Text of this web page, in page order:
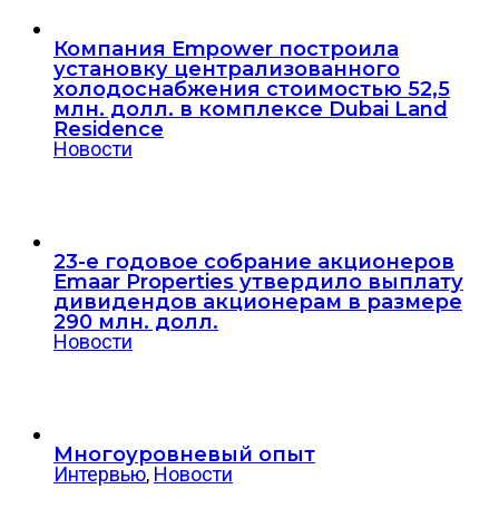
Компания Empower построила
установку централизованного
холодоснабжения стоимостью 52,5
млн. долл. в комплексе Dubai Land
Residence
Новости
23-е годовое собрание акционеров
Emaar Properties утвердило выплату
дивидендов акционерам в размере
290 млн. долл.
Новости
Многоуровневый опыт
Интервью, Новости